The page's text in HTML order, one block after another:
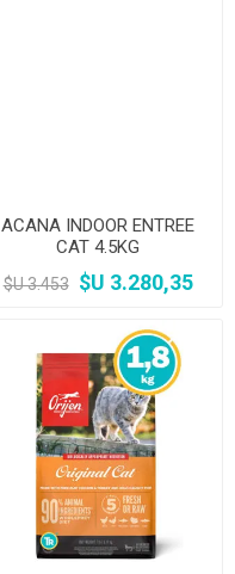
ACANA INDOOR ENTREE
CAT 4.5KG
$U 3.453 $U 3.280,35